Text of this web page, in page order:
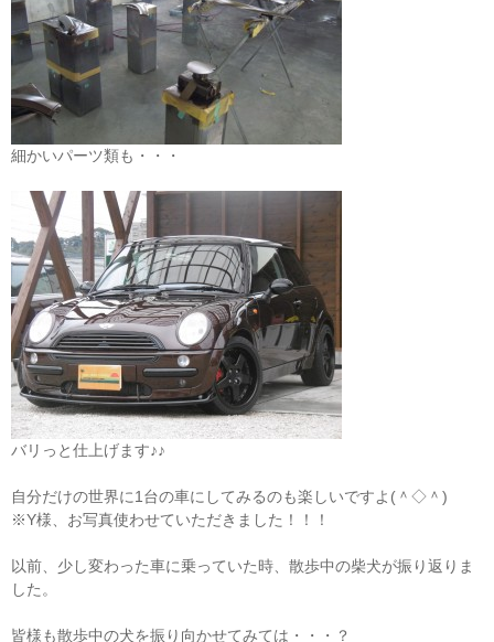
細かいパーツ類も・・・
バリっと仕上げます♪♪
自分だけの世界に1台の車にしてみるのも楽しいですよ(＾◇＾)
※Y様、お写真使わせていただきました！！！
以前、少し変わった車に乗っていた時、散歩中の柴犬が振り返りま
した。
皆様も散歩中の犬を振り向かせてみては・・・？